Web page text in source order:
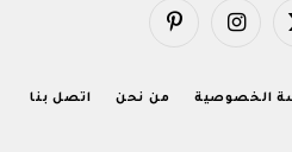
الانستغرامبينتيريست
الخصوصية من نحن اتصل بنا